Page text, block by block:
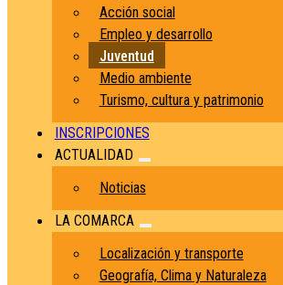
Acción social
Empleo y desarrollo
Juventud
Medio ambiente
Turismo, cultura y patrimonio
INSCRIPCIONES
ACTUALIDAD
Noticias
LA COMARCA
Localización y transporte
Geografía, Clima y Naturaleza